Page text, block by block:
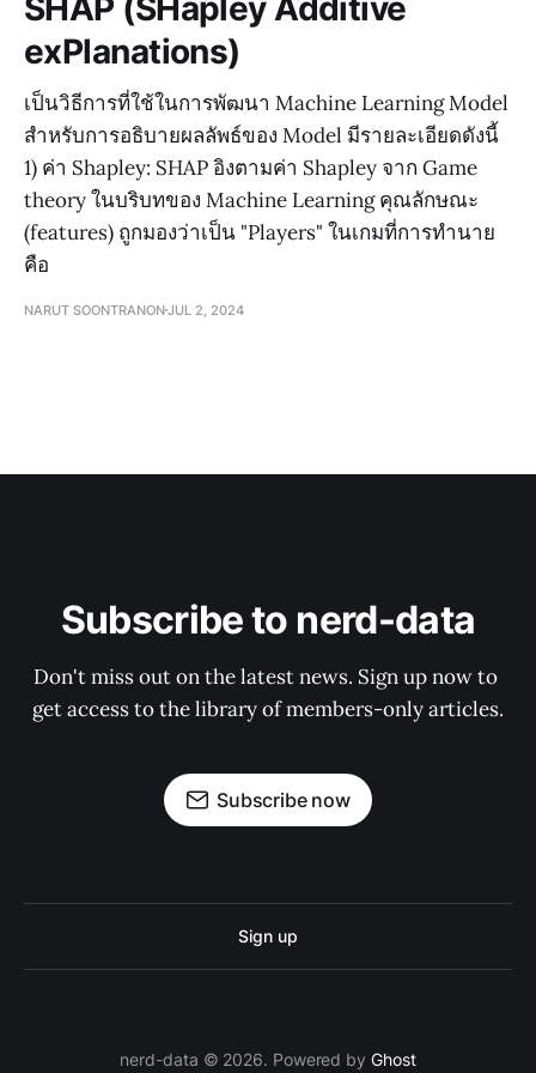
exPlanations)
เป็นวิธีการที่ใช้ในการพัฒนา Machine Learning Model
สำหรับการอธิบายผลลัพธ์ของ Model มีรายละเอียดดังนี้
1) ค่า Shapley: SHAP อิงตามค่า Shapley จาก Game
theory ในบริบทของ Machine Learning คุณลักษณะ
(features) ถูกมองว่าเป็น "Players" ในเกมที่การทำนาย
คือ
NARUT SOONTRANONJUL 2, 2024
Subscribe to nerd-data
Don't miss out on the latest news. Sign up now to
get access to the library of members-only articles.
Subscribe now
Sign up
nerd-data © 2026. Powered by Ghost